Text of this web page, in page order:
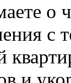
о
с